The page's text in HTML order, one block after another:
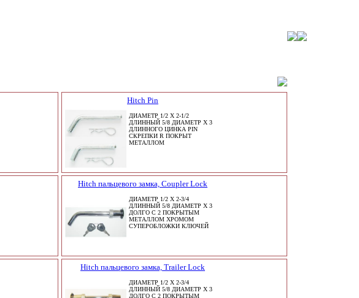
Hitch Pin
ДИАМЕТР 1/2 X 2-1/2
ДЛИННЫЙ 5/8 ДИАМЕТР X 3
ДЛИННОГО ЦИНКА PIN
СКРЕПКИ R ПОКРЫТ
МЕТАЛЛОМ
Hitch пальцевого замка, Coupler Lock
ДИАМЕТР 1/2 X 2-3/4
ДЛИННЫЙ 5/8 ДИАМЕТР X 3
ДОЛГО С 2 ПОКРЫТЫМ
МЕТАЛЛОМ ХРОМОМ
СУПЕРОБЛОЖКИ КЛЮЧЕЙ
Hitch пальцевого замка, Trailer Lock
ДИАМЕТР 1/2 X 2-3/4
ДЛИННЫЙ 5/8 ДИАМЕТР X 3
ДОЛГО С 2 ПОКРЫТЫМ